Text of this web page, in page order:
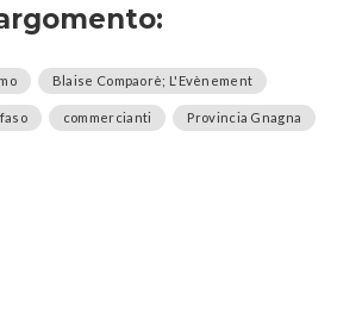
Blaise Compaorè; L'Evènement
commercianti Provincia Gnagna